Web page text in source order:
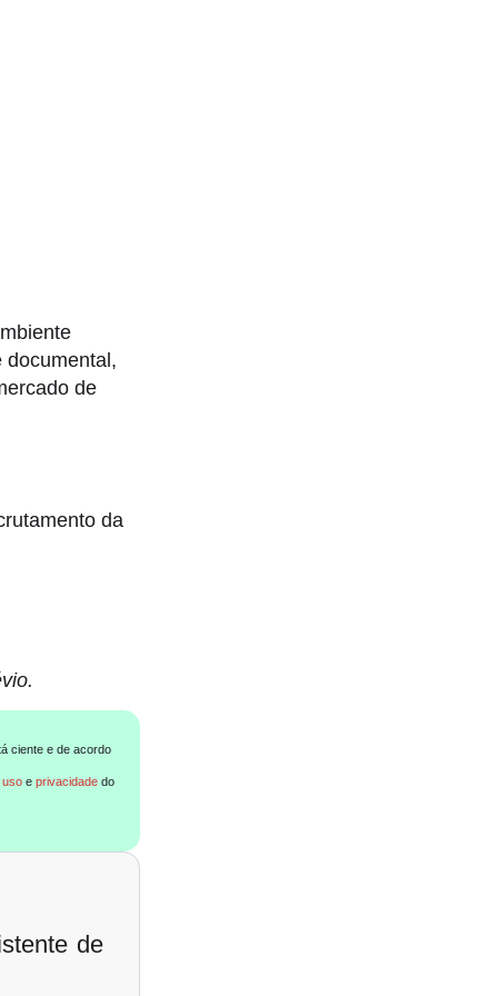
documental,
de
da
ciente e de acordo
uso eprivacidade do
de